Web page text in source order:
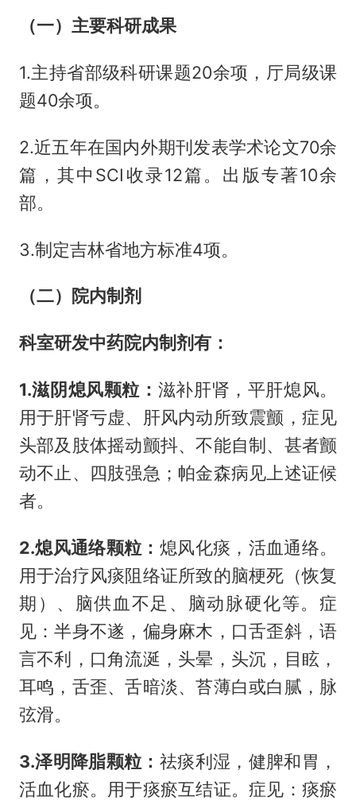
（一）主要科研成果
1.主持省部级科研课题20余项，厅局级课
题40余项。
2.近五年在国内外期刊发表学术论文70余
篇，其中SCI收录12篇。出版专著10余
部。
3.制定吉林省地方标准4项。
（二）院内制剂
科室研发中药院内制剂有：
1.滋阴熄风颗粒： 滋补肝肾，平肝熄风。
用于肝肾亏虚、肝风内动所致震颤，症见
头部及肢体摇动颤抖、不能自制、甚者颤
动不止、四肢强急；帕金森病见上述证候
者。
2.熄风通络颗粒： 熄风化痰，活血通络。
用于治疗风痰阻络证所致的脑梗死（恢复
期）、脑供血不足、脑动脉硬化等。症
见：半身不遂，偏身麻木，口舌歪斜，语
言不利，口角流涎，头晕，头沉，目眩，
耳鸣，舌歪、舌暗淡、苔薄白或白腻，脉
弦滑。
3.泽明降脂颗粒： 祛痰利湿，健脾和胃，
活血化瘀。用于痰瘀互结证。症见：痰瘀